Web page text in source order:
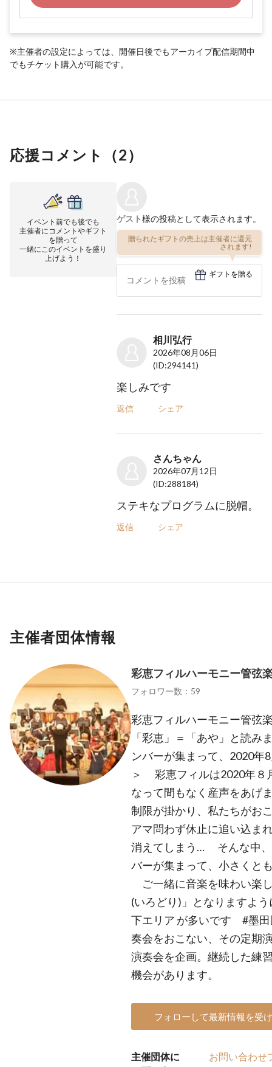
※主催者の設定によっては、開催日後でもアーカイブ配信期間中
でもチケット購入が可能です。
応援コメント（2）
イベント前でも後でも
主催者にコメントやギフト
を贈って
一緒にこのイベントを盛り
上げよう！
ゲスト様の投稿として表示されます。
贈られたギフトの売上は主催者に還元
されます!
ギフトを贈る
相川弘行
2026年08月06日
(ID:294141)
楽しみです
返信 シェア
さんちゃん
2026年07月12日
(ID:288184)
ステキなプログラムに脱帽。
返信 シェア
主催者団体情報
彩恵フィルハーモニー管弦
フォロワー数：59
彩恵フィルハーモニー管
「彩恵」＝「あや」と読み
ンバーが集まって、2020年
＞ 彩恵フィルは2020年８
なって間もなく産声をあげ
制限が掛かり、私たちがお
アマ問わず休止に追い込ま
消えてしまう… そんな中、
バーが集まって、小さくと
ご一緒に音楽を味わい楽
(いろどり)」となりますよ
下エリア が多いです #墨
奏会をおこない、その定期
演奏会を企画。継続した練
機会があります。
フォローして最新情報を受
主催団体に
お問い合わせ